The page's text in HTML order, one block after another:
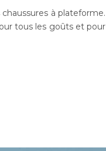
à plateforme.
tous les goûts et pour